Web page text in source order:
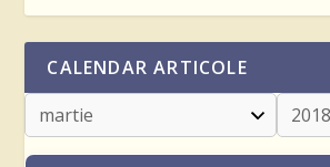
CALENDAR ARTICOLE